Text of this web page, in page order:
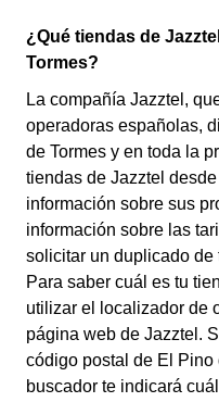
¿Qué tiendas de
Tormes?
La compañía Jazztel,
operadoras españolas,
de Tormes y en toda la
tiendas de Jazztel
información sobre sus
información sobre las
solicitar un duplicado de
Para saber cuál es tu
utilizar el localizador de
página web de Jazztel.
código postal de El Pino
buscador te indicará